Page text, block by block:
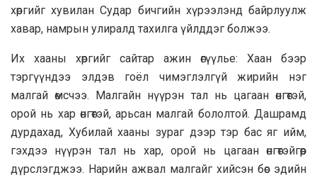
хөргийг хувилан Судар бичгийн хүрээлэнд байрлуулж
хавар, намрын улиралд тахилга үйлддэг болжээ.
Их хааны хөргийг сайтар ажин өгүүлье: Хаан бээр
тэргүүндээ элдэв гоёл чимэглэлгүй жирийн нэг
малгай өмсчээ. Малгайн нүүрэн тал нь цагаан өнгөтэй,
орой нь хар өнгөтэй, арьсан малгай бололтой. Дашрамд
дурдахад, Хубилай хааны зураг дээр тэр бас яг ийм,
гэхдээ нүүрэн тал нь хар, орой нь цагаан өнгөтэйгөөр
дүрслэгджээ. Нарийн ажвал малгайг хийсэн бөс эдийн